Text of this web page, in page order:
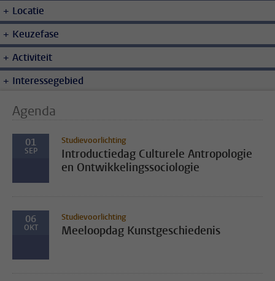
Locatie
Keuzefase
Activiteit
Interessegebied
Agenda
01
SEP
Studievoorlichting
Introductiedag Culturele Antropologie
en Ontwikkelingssociologie
06
OKT
Studievoorlichting
Meeloopdag Kunstgeschiedenis